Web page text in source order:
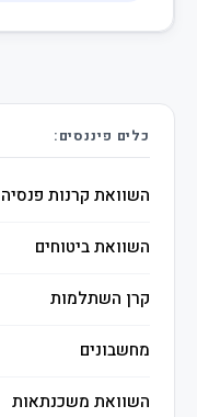
כלים פיננסים:
השוואת קרנות פנסיה
השוואת ביטוחים
קרן השתלמות
מחשבונים
השוואת משכנתאות